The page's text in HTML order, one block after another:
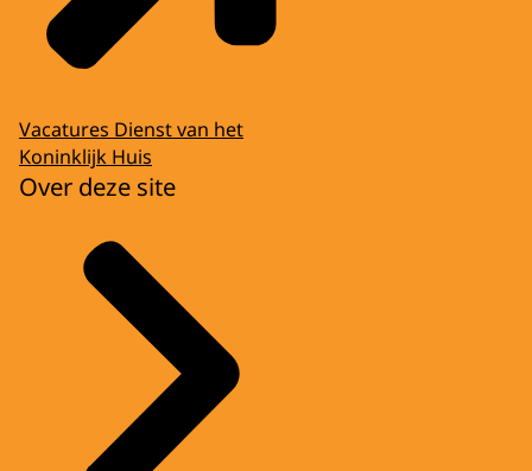
Vacatures Dienst van het
Koninklijk Huis
Over deze site